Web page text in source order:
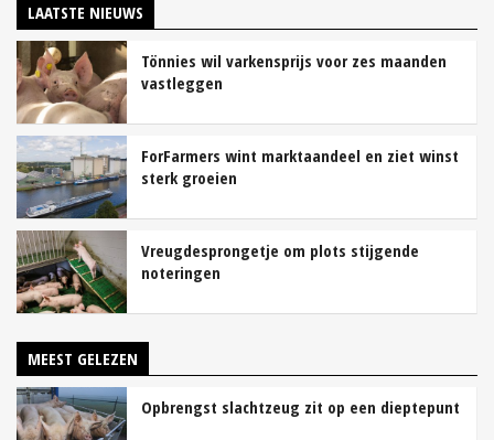
LAATSTE NIEUWS
Tönnies wil varkensprijs voor zes maanden
vastleggen
ForFarmers wint marktaandeel en ziet winst
sterk groeien
Vreugdesprongetje om plots stijgende
noteringen
MEEST GELEZEN
Opbrengst slachtzeug zit op een dieptepunt